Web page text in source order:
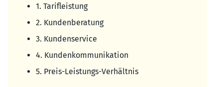
1. Tarifleistung
2. Kundenberatung
3. Kundenservice
4. Kundenkommunikation
5. Preis-Leistungs-Verhältnis